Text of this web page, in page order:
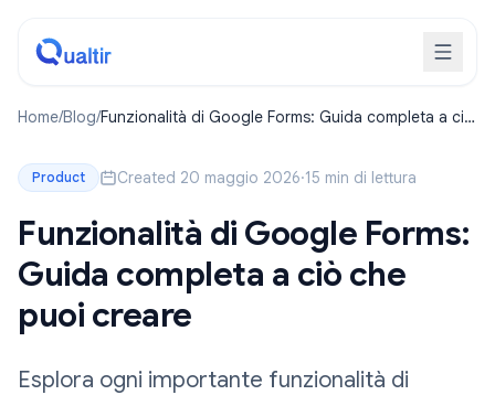
Home/Blog/Funzionalità di Google Forms: Guida completa a ciò
Product Created 20 maggio 2026·15 min di lettura
Funzionalità di Google Forms:
Guida completa a ciò che
puoi creare
Esplora ogni importante funzionalità di